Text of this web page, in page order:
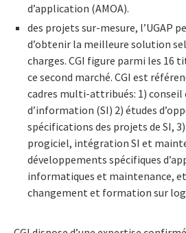
d’application (AMOA).
des projets sur-mesure, l’UGAP
d’obtenir la meilleure solution
charges. CGI figure parmi les 16
ce second marché. CGI est
cadres multi-attribués: 1) conseil
d’information (SI) 2) études
spécifications des projets de SI,
progiciel, intégration SI et
développements spécifiques
informatiques et maintenance,
changement et formation sur